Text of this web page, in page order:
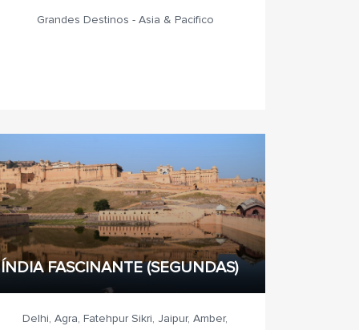
Grandes Destinos - Asia & Pacifico
ÍNDIA FASCINANTE (SEGUNDAS)
Delhi, Agra, Fatehpur Sikri, Jaipur, Amber,